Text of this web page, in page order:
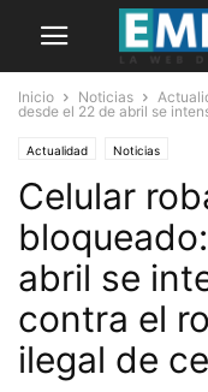
Inicio Noticias
desde el 22 de abril se
Actualidad Noticias
Celular
abril se
contra el
ilegal de